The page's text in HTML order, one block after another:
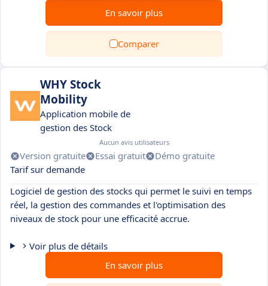
En savoir plus
Comparer
WHY Stock
Mobility
Application mobile de
gestion des Stock
Aucun avis utilisateurs
Version gratuite Essai gratuit
Démo gratuite
Tarif sur demande
Logiciel de gestion des stocks qui permet le suivi en temps
réel, la gestion des commandes et l'optimisation des
niveaux de stock pour une efficacité accrue.
Voir plus de détails
En savoir plus